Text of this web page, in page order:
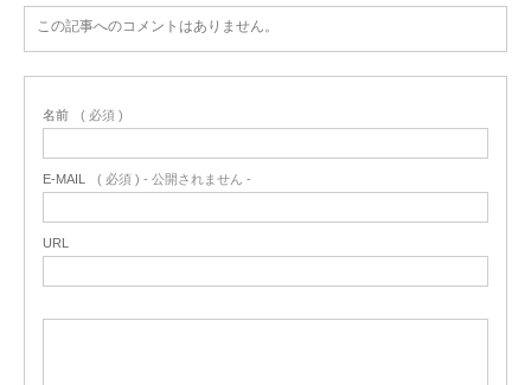
この記事へのコメントはありません。
名前 ( 必須 )
E-MAIL ( 必須 ) - 公開されません -
URL